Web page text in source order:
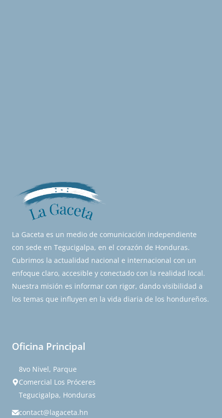
La Gaceta es un medio de comunicación independiente
con sede en Tegucigalpa, en el corazón de Honduras.
Cubrimos la actualidad nacional e internacional con un
enfoque claro, accesible y conectado con la realidad local.
Nuestra misión es informar con rigor, dando visibilidad a
los temas que influyen en la vida diaria de los hondureños.
Oficina Principal
8vo Nivel, Parque
Comercial Los Próceres
Tegucigalpa, Honduras
contact@lagaceta.hn